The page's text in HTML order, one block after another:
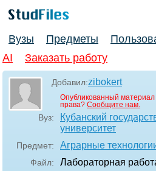
Вузы Предметы
AI
Заказать работу
Добавил:zibokert
Опубликованный
права? Сообщите нам.
Вуз:
Кубанский
университет
Предмет: Аграрные
Файл: Лабораторная